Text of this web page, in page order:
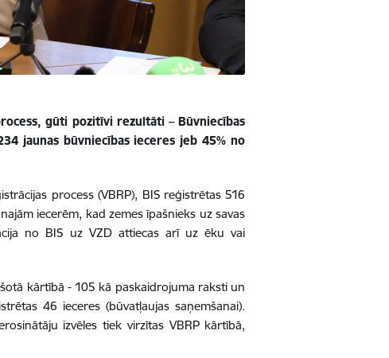
gūti pozitīvi rezultāti – Būvniecības
jaunas būvniecības ieceres jeb 45% no
process (VBRP), BIS reģistrētas 516
iecerēm, kad zemes īpašnieks uz savas
no BIS uz VZD attiecas arī uz ēku vai
kārtībā - 105 kā paskaidrojuma raksti un
46 ieceres (būvatļaujas saņemšanai).
izvēles tiek virzītas VBRP kārtībā,